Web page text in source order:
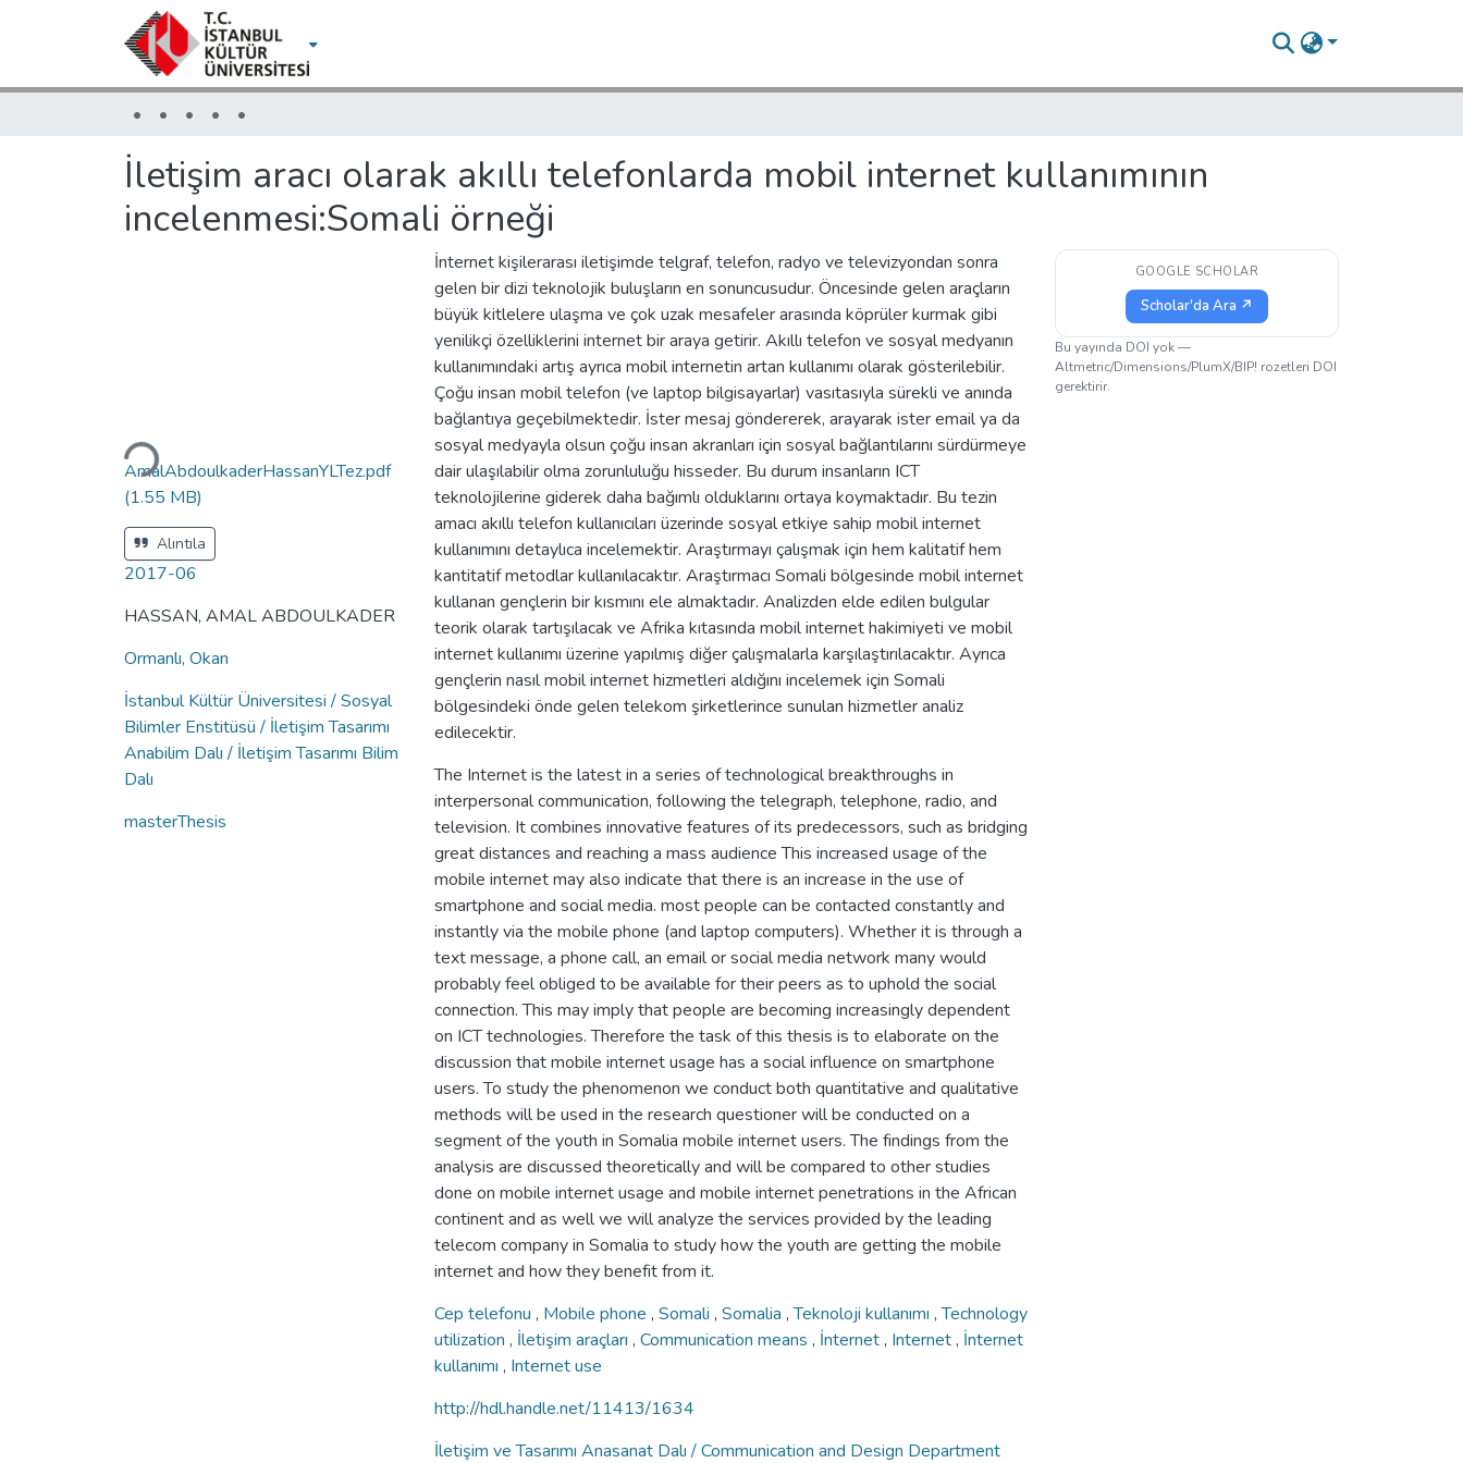
İletişim aracı olarak akıllı telefonlarda mobil internet kullanımının
incelenmesi:Somali örneği
AmalAbdoulkaderHassanYLTez.pdf
(1.55 MB)
Alıntıla
2017-06
HASSAN, AMAL ABDOULKADER
Ormanlı, Okan
İstanbul Kültür Üniversitesi / Sosyal
Bilimler Enstitüsü / İletişim Tasarımı
Anabilim Dalı / İletişim Tasarımı Bilim
Dalı
masterThesis
İnternet kişilerarası iletişimde telgraf, telefon, radyo ve televizyondan sonra
gelen bir dizi teknolojik buluşların en sonuncusudur. Öncesinde gelen araçların
büyük kitlelere ulaşma ve çok uzak mesafeler arasında köprüler kurmak gibi
yenilikçi özelliklerini internet bir araya getirir. Akıllı telefon ve sosyal medyanın
kullanımındaki artış ayrıca mobil internetin artan kullanımı olarak gösterilebilir.
Çoğu insan mobil telefon (ve laptop bilgisayarlar) vasıtasıyla sürekli ve anında
bağlantıya geçebilmektedir. İster mesaj göndererek, arayarak ister email ya da
sosyal medyayla olsun çoğu insan akranları için sosyal bağlantılarını sürdürmeye
dair ulaşılabilir olma zorunluluğu hisseder. Bu durum insanların ICT
teknolojilerine giderek daha bağımlı olduklarını ortaya koymaktadır. Bu tezin
amacı akıllı telefon kullanıcıları üzerinde sosyal etkiye sahip mobil internet
kullanımını detaylıca incelemektir. Araştırmayı çalışmak için hem kalitatif hem
kantitatif metodlar kullanılacaktır. Araştırmacı Somali bölgesinde mobil internet
kullanan gençlerin bir kısmını ele almaktadır. Analizden elde edilen bulgular
teorik olarak tartışılacak ve Afrika kıtasında mobil internet hakimiyeti ve mobil
internet kullanımı üzerine yapılmış diğer çalışmalarla karşılaştırılacaktır. Ayrıca
gençlerin nasıl mobil internet hizmetleri aldığını incelemek için Somali
bölgesindeki önde gelen telekom şirketlerince sunulan hizmetler analiz
edilecektir.
The Internet is the latest in a series of technological breakthroughs in
interpersonal communication, following the telegraph, telephone, radio, and
television. It combines innovative features of its predecessors, such as bridging
great distances and reaching a mass audience This increased usage of the
mobile internet may also indicate that there is an increase in the use of
smartphone and social media. most people can be contacted constantly and
instantly via the mobile phone (and laptop computers). Whether it is through a
text message, a phone call, an email or social media network many would
probably feel obliged to be available for their peers as to uphold the social
connection. This may imply that people are becoming increasingly dependent
on ICT technologies. Therefore the task of this thesis is to elaborate on the
discussion that mobile internet usage has a social influence on smartphone
users. To study the phenomenon we conduct both quantitative and qualitative
methods will be used in the research questioner will be conducted on a
segment of the youth in Somalia mobile internet users. The findings from the
analysis are discussed theoretically and will be compared to other studies
done on mobile internet usage and mobile internet penetrations in the African
continent and as well we will analyze the services provided by the leading
telecom company in Somalia to study how the youth are getting the mobile
internet and how they benefit from it.
Cep telefonu , Mobile phone , Somali , Somalia ,Teknoloji kullanımı ,Technology
utilization , İletişim araçları , Communication means , İnternet, Internet, İnternet
kullanımı , Internet use
http://hdl.handle.net/11413/1634
İletişim ve Tasarımı Anasanat Dalı / Communication and Design Department
GOOGLE SCHOLAR
Scholar'da Ara ↗
Bu yayında DOI yok —
Altmetric/Dimensions/PlumX/BIP! rozetleri DOI
gerektirir.